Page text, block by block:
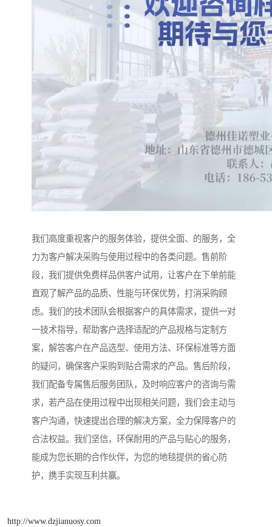
我们高度重视客户的服务体验，提供全面、的服务，全
力为客户解决采购与使用过程中的各类问题。售前阶
段，我们提供免费样品供客户试用，让客户在下单前能
直观了解产品的品质、性能与环保优势，打消采购顾
虑。我们的技术团队会根据客户的具体需求，提供一对
一技术指导，帮助客户选择适配的产品规格与定制方
案，解答客户在产品选型、使用方法、环保标准等方面
的疑问，确保客户采购到贴合需求的产品。售后阶段，
我们配备专属售后服务团队，及时响应客户的咨询与需
求，若产品在使用过程中出现相关问题，我们会主动与
客户沟通，快速提出合理的解决方案，全力保障客户的
合法权益。我们坚信，环保耐用的产品与贴心的服务，
能成为您长期的合作伙伴，为您的地毯提供的省心防
护，携手实现互利共赢。
http://www.dzjianuosy.com